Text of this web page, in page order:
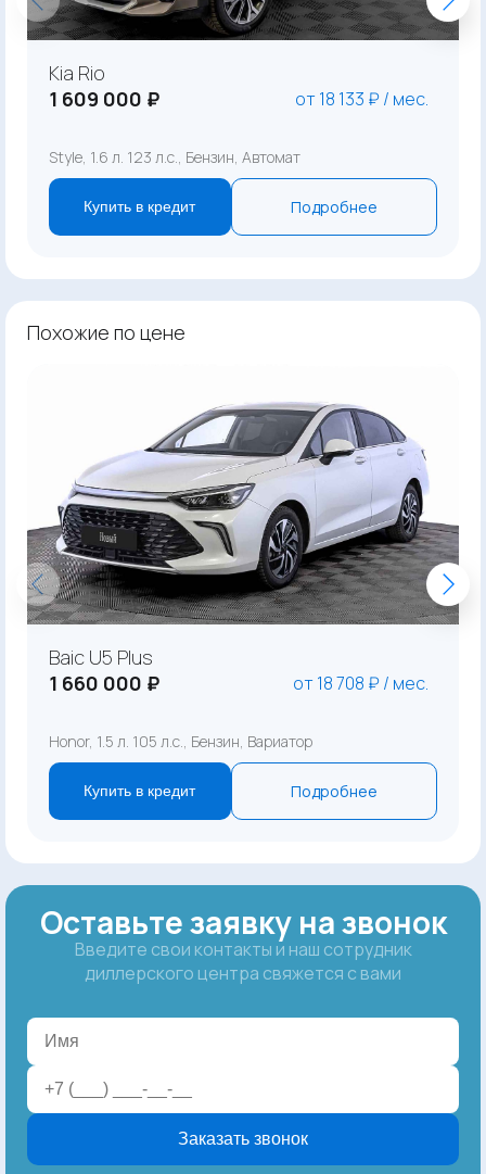
Kia Rio
1 609 000 ₽
от 18 133 ₽ / мес.
Style, 1.6 л. 123 л.с., Бензин, Автомат
Купить в кредит Подробнее
Похожие по цене
Baic U5 Plus
1 660 000 ₽
от 18 708 ₽ / мес.
Honor, 1.5 л. 105 л.с., Бензин, Вариатор
Купить в кредит Подробнее
Оставьте заявку на звонок
Введите свои контакты и наш сотрудник
диллерского центра свяжется с вами
Заказать звонок